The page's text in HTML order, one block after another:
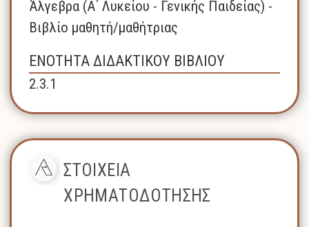
Άλγεβρα (A΄ Λυκείου - Γενικής Παιδείας) -
Βιβλίο μαθητή/μαθήτριας
ΕΝΟΤΗΤΑ ΔΙΔΑΚΤΙΚΟΥ ΒΙΒΛΙΟΥ
2.3.1
ΣΤΟΙΧΕΙΑ
ΧΡΗΜΑΤΟΔΟΤΗΣΗΣ